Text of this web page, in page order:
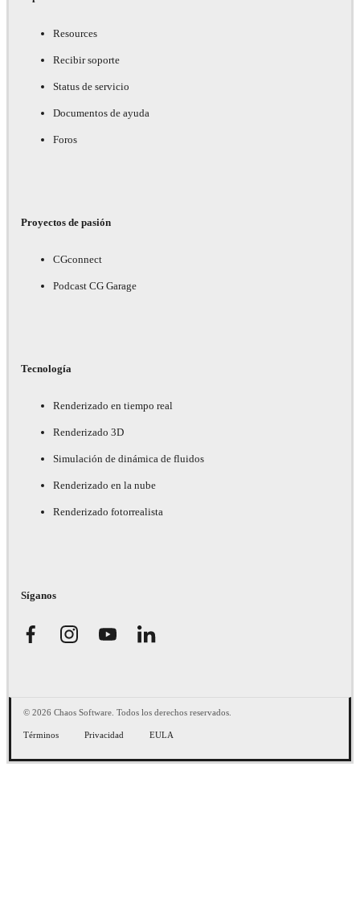
Resources
Recibir soporte
Status de servicio
Documentos de ayuda
Foros
Proyectos de pasión
CGconnect
Podcast CG Garage
Tecnología
Renderizado en tiempo real
Renderizado 3D
Simulación de dinámica de fluidos
Renderizado en la nube
Renderizado fotorrealista
Síganos
© 2026 Chaos Software. Todos los derechos reservados.
Términos Privacidad EULA